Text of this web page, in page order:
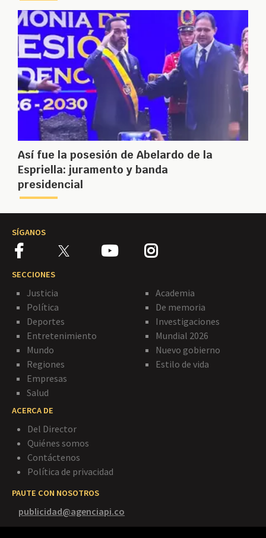
Así fue la posesión de Abelardo de la
Espriella: juramento y banda
presidencial
SÍGANOS
SECCIONES
Justicia
Política
Deportes
Entretenimiento
Mundo
Regiones
Empresas
Salud
Academia
De memoria
Investigaciones
Mundial 2026
Nuevo gobierno
Estilo de vida
ACERCA DE
Del Director
Quiénes somos
Contáctenos
Política de privacidad
PAUTE CON NOSOTROS
publicidad@agenciapi.co